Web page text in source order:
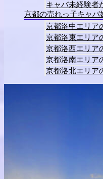
キャバ未経験者
京都の売れっ子キャバ
京都洛中エリア
京都洛東エリア
京都洛西エリア
京都洛南エリア
京都洛北エリア